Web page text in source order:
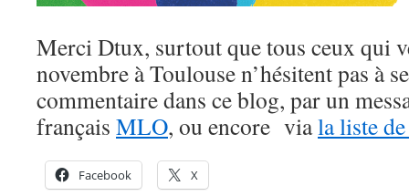
Merci Dtux, surtout que tous ceux qui
novembre à Toulouse n’hésitent pas à
commentaire dans ce blog, par un
français MLO, ou encore viala liste
Facebook X